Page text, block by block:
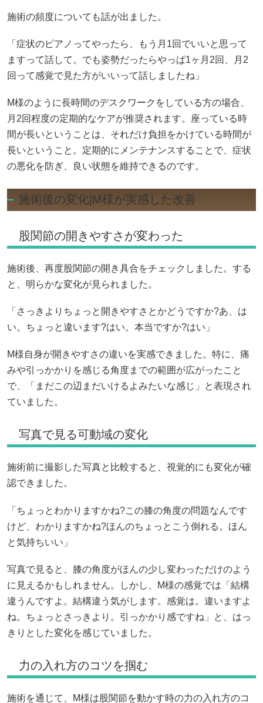
施術の頻度についても話が出ました。
「症状のピアノってやったら、もう月1回でいいと思って
ますって話して。でも姿勢だったらやっぱ1ヶ月2回、月2
回って感覚で見た方がいいって話しましたね」
M様のように長時間のデスクワークをしている方の場合、
月2回程度の定期的なケアが推奨されます。座っている時
間が長いということは、それだけ負担をかけている時間が
長いということ。定期的にメンテナンスすることで、症状
の悪化を防ぎ、良い状態を維持できるのです。
施術後の変化|M様が実感した改善
股関節の開きやすさが変わった
施術後、再度股関節の開き具合をチェックしました。する
と、明らかな変化が見られました。
「さっきよりちょっと開きやすさとかどうですか?あ、は
い。ちょっと違います?はい。本当ですか?はい」
M様自身が開きやすさの違いを実感できました。特に、痛
みや引っかかりを感じる角度までの範囲が広がったこと
で、「まだこの辺まだいけるよみたいな感じ」と表現され
ていました。
写真で見る可動域の変化
施術前に撮影した写真と比較すると、視覚的にも変化が確
認できました。
「ちょっとわかりますかね?この膝の角度の問題なんです
けど、わかりますかね?ほんのちょっとこう倒れる。ほん
と気持ちいい」
写真で見ると、膝の角度がほんの少し変わっただけのよう
に見えるかもしれません。しかし、M様の感覚では「結構
違うんですよ。結構違う気がします。感覚は。違いますよ
ね。ちょっとさっきより。引っかかり感ですね」と、はっ
きりとした変化を感じていました。
力の入れ方のコツを掴む
施術を通じて、M様は股関節を動かす時の力の入れ方のコ